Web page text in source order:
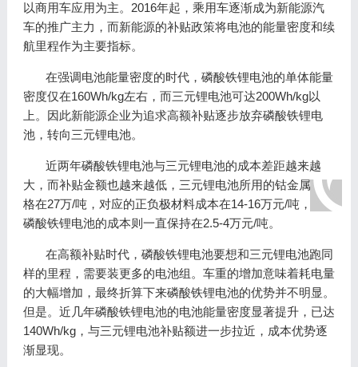
以商用车应用为主。2016年起，乘用车逐渐成为新能源汽
车的推广主力，而新能源的补贴政策将电池的能量密度和续
航里程作为主要指标。
在强调电池能量密度的时代，磷酸铁锂电池的单体能量
密度仅在160Wh/kg左右，而三元锂电池可达200Wh/kg以
上。因此新能源企业为追求高额补贴逐步放弃磷酸铁锂电
池，转向三元锂电池。
近两年磷酸铁锂电池与三元锂电池的成本差距越来越
大，而补贴金额也越来越低，三元锂电池所用的钴金属，价
格在27万/吨，对应的正负极材料成本在14-16万元/吨，而
磷酸铁锂电池的成本则一直保持在2.5-4万元/吨。
在高额补贴时代，磷酸铁锂电池要想和三元锂电池跑同
样的里程，需要装更多的电池组。车重的增加意味着耗电量
的大幅增加，最终折算下来磷酸铁锂电池的优势并不明显。
但是。近几年磷酸铁锂电池的电池能量密度显著提升，已达
140Wh/kg，与三元锂电池补贴额进一步拉近，成本优势逐
渐显现。